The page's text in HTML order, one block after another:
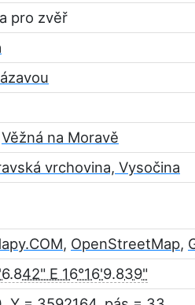
pro zvěř
Věžná na Moravě
vrchovina, Vysočina
, OpenStreetMap,
E 16°16'9.839"